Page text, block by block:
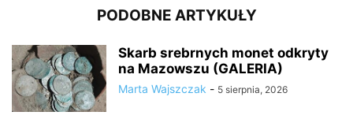
PODOBNE ARTYKUŁY
Skarb srebrnych monet odkryty
na Mazowszu (GALERIA)
Marta Wajszczak - 5 sierpnia, 2026